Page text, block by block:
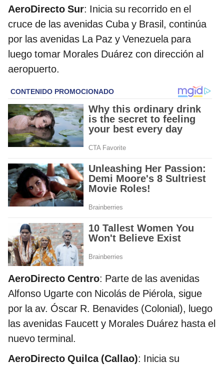
AeroDirecto Sur: Inicia su recorrido en el
cruce de las avenidas Cuba y Brasil, continúa
por las avenidas La Paz y Venezuela para
luego tomar Morales Duárez con dirección al
aeropuerto.
AeroDirecto Centro: Parte de las avenidas
Alfonso Ugarte con Nicolás de Piérola, sigue
por la av. Óscar R. Benavides (Colonial), luego
las avenidas Faucett y Morales Duárez hasta el
nuevo terminal.
AeroDirecto Quilca (Callao): Inicia su